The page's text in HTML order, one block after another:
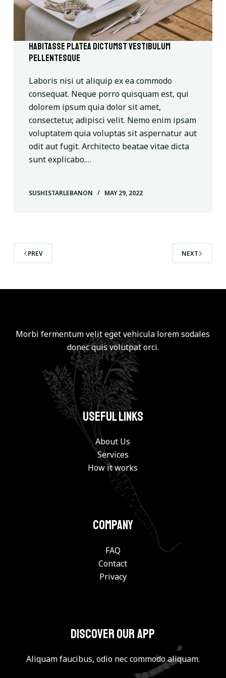
Habitasse platea dictumst vestibulum
pellentesque
Laboris nisi ut aliquip ex ea commodo
consequat. Neque porro quisquam est, qui
dolorem ipsum quia dolor sit amet,
consectetur, adipisci velit. Nemo enim ipsam
voluptatem quia voluptas sit aspernatur aut
odit aut fugit. Architecto beatae vitae dicta
sunt explicabo.…
SUSHISTARLEBANON MAY 29, 2022
PREV NEXT
Morbi fermentum velit eget vehicula lorem sodales
donec quis volutpat orci.
Useful Links
About Us
Services
How it works
Company
FAQ
Contact
Privacy
Discover our app
Aliquam faucibus, odio nec commodo aliquam.